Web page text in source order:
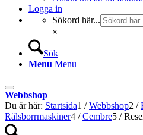
Logga in
Sökord här...
×
Sök
Menu Menu
Webbshop
Du är här: Startsida1 / Webbshop2 /
Rälsborrmaskiner4 / Cembre5 /